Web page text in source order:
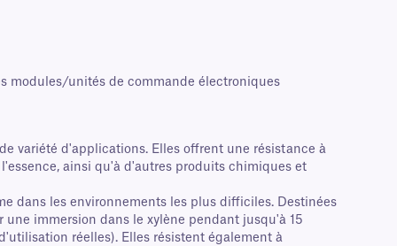
modules/unités de commande électroniques
variété d'applications. Elles offrent une résistance à
ainsi qu'à d'autres produits chimiques et
dans les environnements les plus difficiles. Destinées
immersion dans le xylène pendant jusqu'à 15
réelles). Elles résistent également à